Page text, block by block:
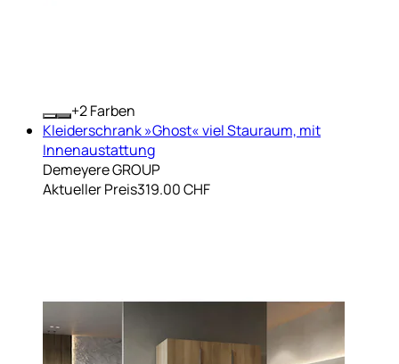
+ Farben
Kleiderschrank »Ghost« viel Stauraum, mit
Innenaustattung
Demeyere GROUP
Aktueller Preis319.00 CHF